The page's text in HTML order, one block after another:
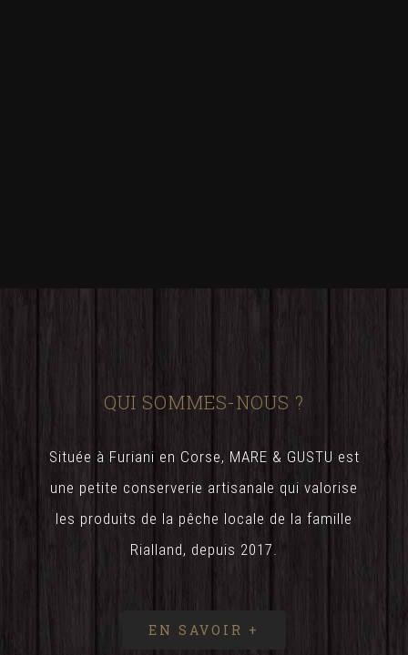
QUI SOMMES-NOUS ?
Située à Furiani en Corse, MARE & GUSTU est
une petite conserverie artisanale qui valorise
les produits de la pêche locale de la famille
Rialland, depuis 2017.
EN SAVOIR +